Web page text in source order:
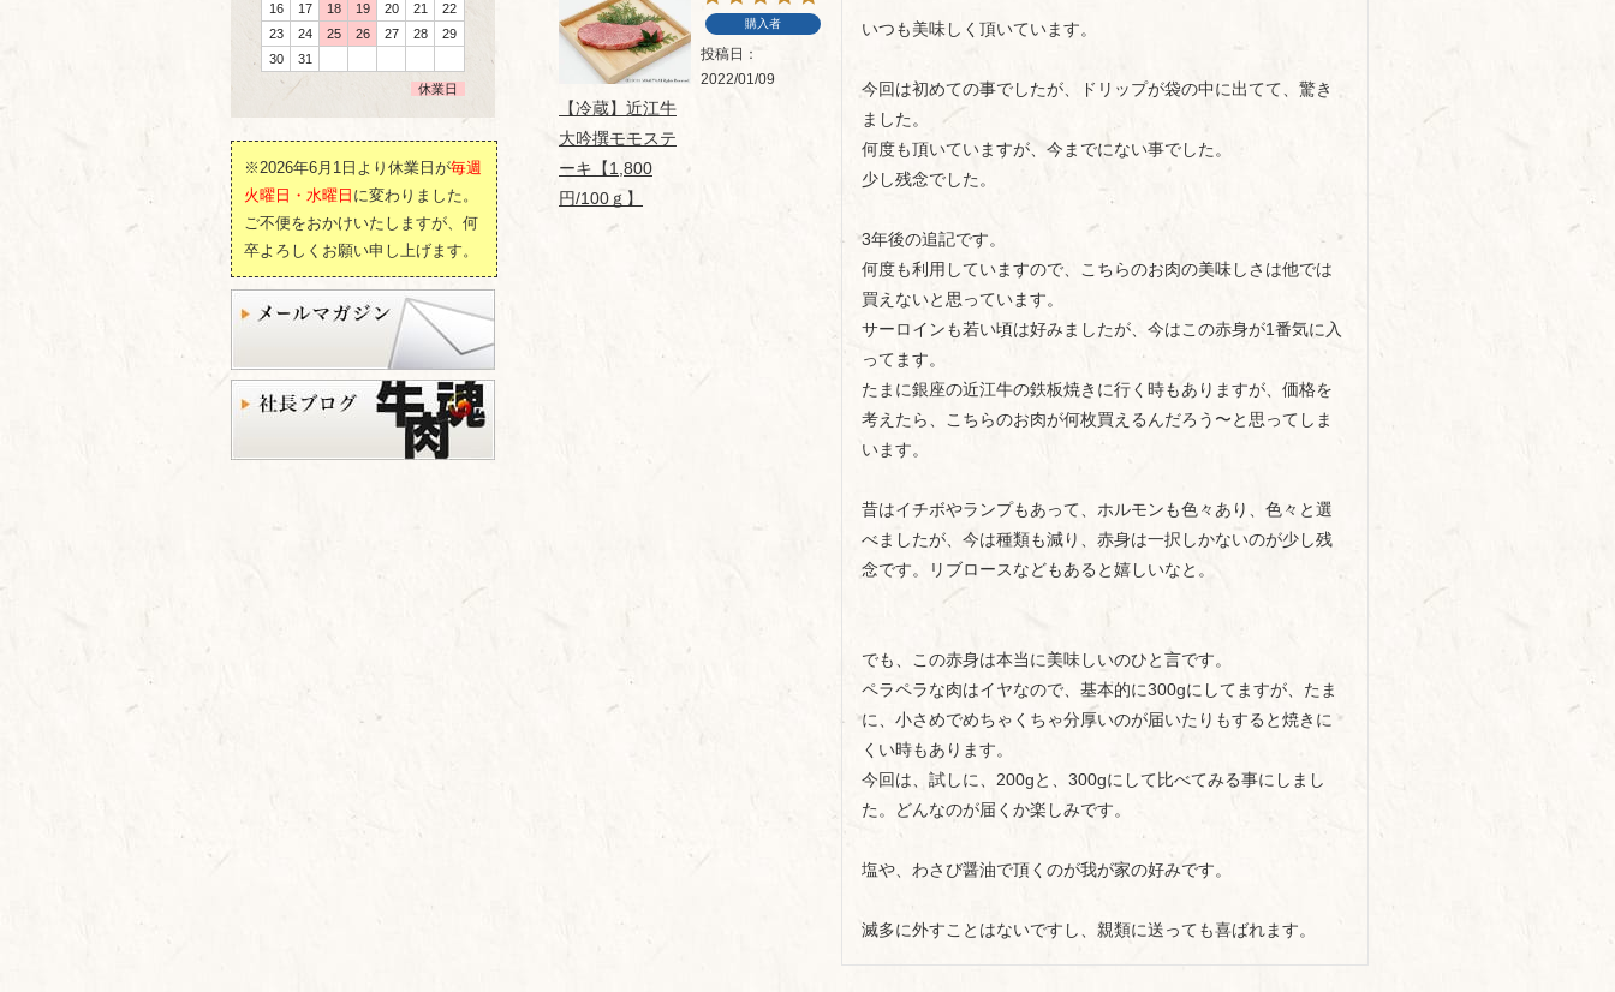
16
17 18 19 20 21
22
23
24 25 26 27 28
29
30
31
休業日
※2026年6月1日より休業日が毎週
火曜日・水曜日 に変わりました。
ご不便をおかけいたしますが、何
卒よろしくお願い申し上げます。
【冷蔵】近江牛
大吟撰モモステ
ーキ【1,800
円/100ｇ】
購入者
投稿日
2022/01/09
いつも美味しく頂いています。
今回は初めての事でしたが、ドリップが袋の中に出てて、驚き
ました。
何度も頂いていますが、今までにない事でした。
少し残念でした。
3年後の追記です。
何度も利用していますので、こちらのお肉の美味しさは他では
買えないと思っています。
サーロインも若い頃は好みましたが、今はこの赤身が1番気に入
ってます。
たまに銀座の近江牛の鉄板焼きに行く時もありますが、価格を
考えたら、こちらのお肉が何枚買えるんだろう〜と思ってしま
います。
昔はイチボやランプもあって、ホルモンも色々あり、色々と選
べましたが、今は種類も減り、赤身は一択しかないのが少し残
念です。リブロースなどもあると嬉しいなと。
でも、この赤身は本当に美味しいのひと言です。
ペラペラな肉はイヤなので、基本的に300gにしてますが、たま
に、小さめでめちゃくちゃ分厚いのが届いたりもすると焼きに
くい時もあります。
今回は、試しに、200gと、300gにして比べてみる事にしまし
た。どんなのが届くか楽しみです。
塩や、わさび醤油で頂くのが我が家の好みです。
滅多に外すことはないですし、親類に送っても喜ばれます。